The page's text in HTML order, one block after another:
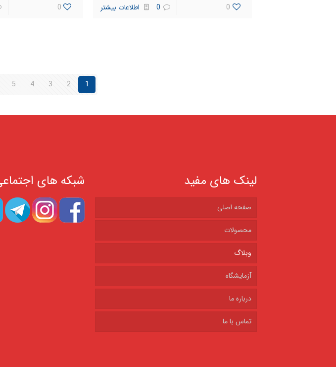
0
0 اطلاعات بیشتر 0
1
2
3
4
5
لینک های مفید
صفحه اصلی
محصولات
وبلاگ
آزمایشگاه
درباره ما
تماس با ما
شبکه های